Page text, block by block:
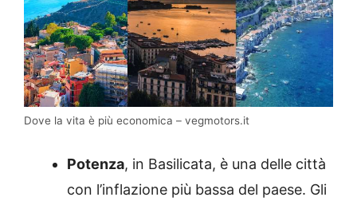
Dove la vita è più economica – vegmotors.it
Potenza, in Basilicata, è una delle città
con l’inflazione più bassa del paese. Gli